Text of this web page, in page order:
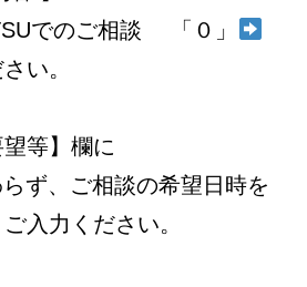
でのご相談 「０」
い。
等】欄に
ず、ご相談の希望日時を
入力ください。